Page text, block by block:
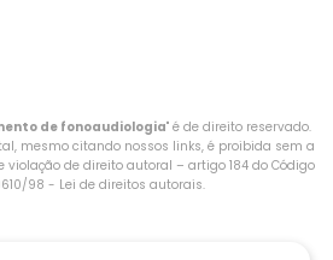
de fonoaudiologia​" é de direito reservado.
mesmo citando nossos links, é proibida sem a
violação de direito autoral – artigo 184 do Código
98 - Lei de direitos autorais.